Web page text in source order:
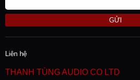
GỬI
Liên hệ
THANH TÙNG AUDIO CO LTD